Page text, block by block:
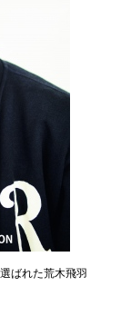
ばれた荒木飛羽